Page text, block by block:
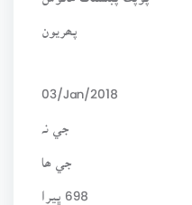
03/Jan/2018
جي ھا
698 ڀيرا